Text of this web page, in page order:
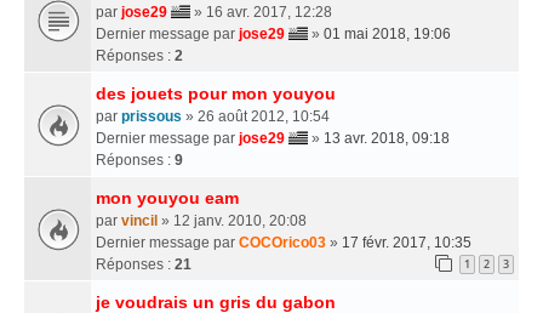
par jose29
» 16 avr. 2017, 12:28
Dernier message par jose29 » 01 mai 2018, 19:06
Réponses : 2
des jouets pour mon youyou
par prissous » 26 août 2012, 10:54
Dernier message par jose29 » 13 avr. 2018, 09:18
Réponses : 9
mon youyou eam
par vincil » 12 janv. 2010, 20:08
Dernier message par COCOrico03 » 17 févr. 2017, 10:35
Réponses : 21 1 2 3
je voudrais un gris du gabon